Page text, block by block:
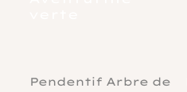
Pendentif Arbre de